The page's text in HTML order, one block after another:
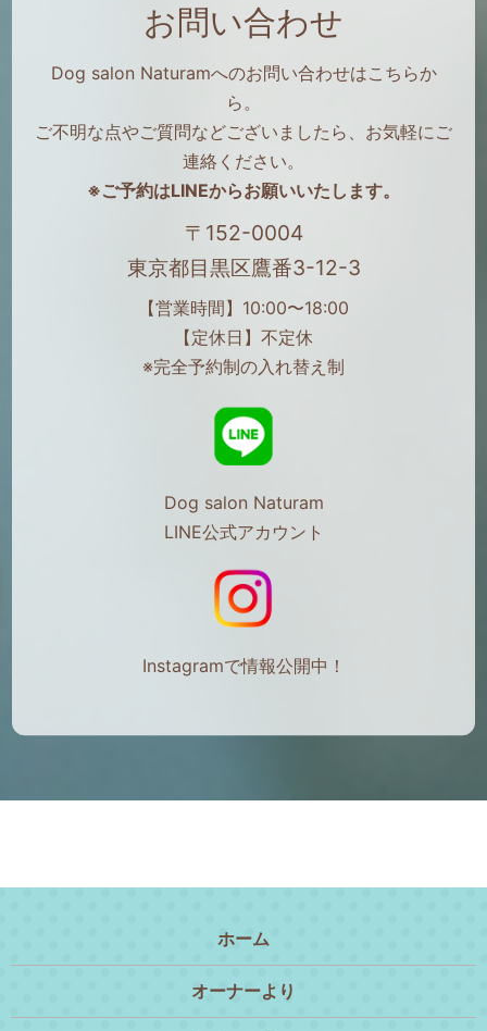
お問い合わせ
Dog salon Naturamへのお問い合わせはこちらか
ら。
ご不明な点やご質問などございましたら、お気軽にご
連絡ください。
※ご予約はLINEからお願いいたします。
〒152-0004
東京都目黒区鷹番3-12-3
【営業時間】10:00〜18:00
【定休日】不定休
※完全予約制の入れ替え制
Dog salon Naturam
LINE公式アカウント
Instagramで情報公開中！
ホーム
オーナーより